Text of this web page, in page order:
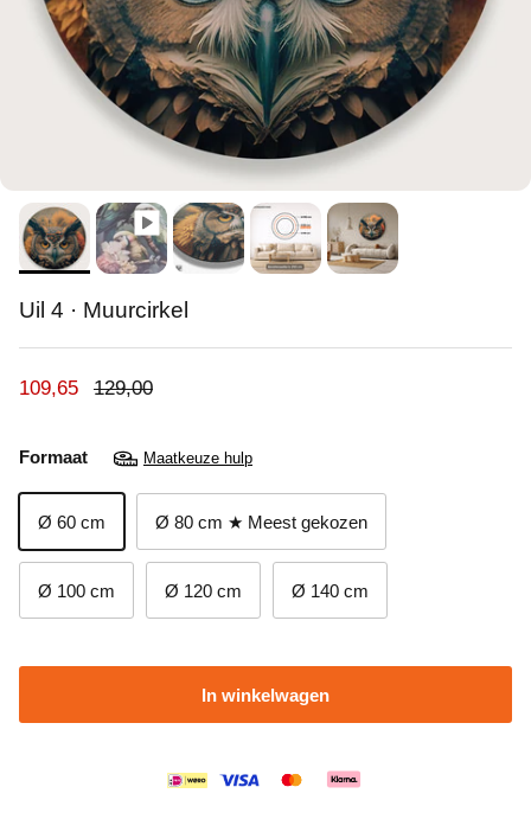
Uil 4 · Muurcirkel
Verkoopprijs
109,65 Reguliere prijs
129,00
Formaat Maatkeuze hulp
Ø 60 cm Ø 80 cm ★ Meest gekozen
Ø 100 cm Ø 120 cm Ø 140 cm
In winkelwagen